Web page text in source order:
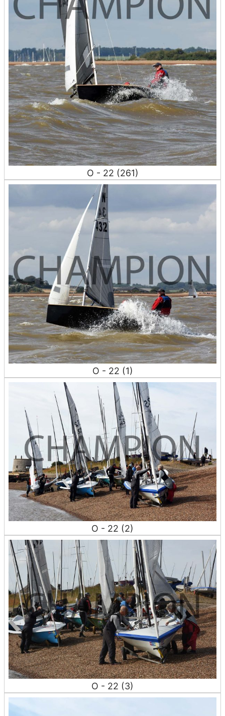
O - 22 (261)
O - 22 (1)
O - 22 (2)
O - 22 (3)